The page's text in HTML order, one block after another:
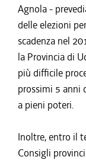
Agnola -
delle elezioni
scadenza nel
la Provincia di
più difficile
prossimi 5 anni
a pieni poteri.
Inoltre, entro il
Consigli